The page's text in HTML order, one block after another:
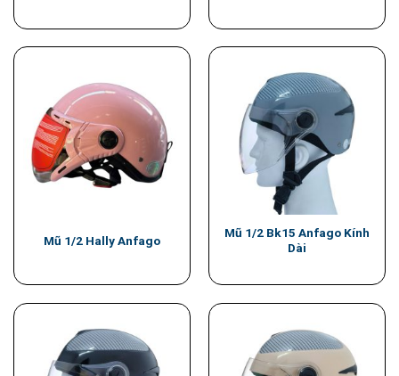
Mũ 1/2 Hally Anfago
Mũ 1/2 Bk15 Anfago Kính
Dài